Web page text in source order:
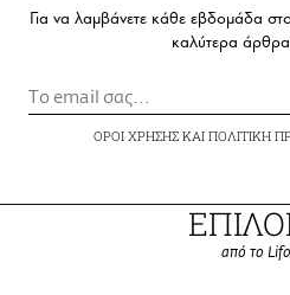
Για να λαμβάνετε κάθε εβδομάδα
καλύτερα
ΟΡΟΙ ΧΡΗΣΗΣΚΑΙ ΠΟΛΙΤΙΚΗ
από το